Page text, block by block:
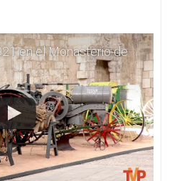
en el Monasterio de